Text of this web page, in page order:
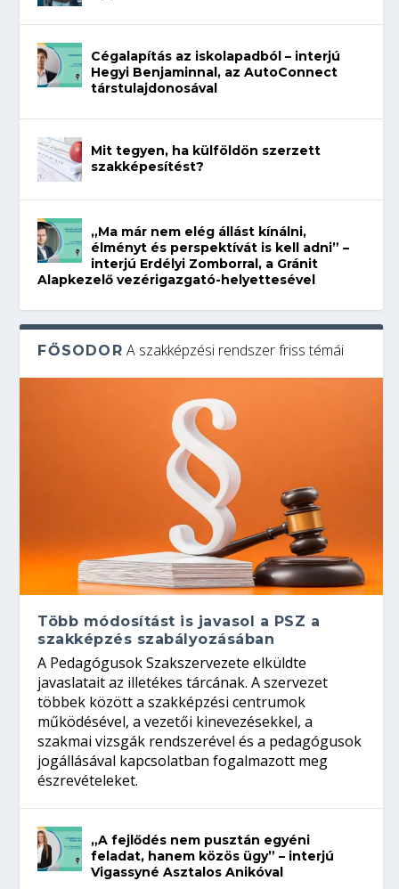
Cégalapítás az iskolapadból – interjú
Hegyi Benjaminnal, az AutoConnect
társtulajdonosával
Mit tegyen, ha külföldön szerzett
szakképesítést?
„Ma már nem elég állást kínálni,
élményt és perspektívát is kell adni” –
interjú Erdélyi Zomborral, a Gránit
Alapkezelő vezérigazgató-helyettesével
FŐSODOR A szakképzési rendszer friss témái
Több módosítást is javasol a PSZ a
szakképzés szabályozásában
A Pedagógusok Szakszervezete elküldte
javaslatait az illetékes tárcának. A szervezet
többek között a szakképzési centrumok
működésével, a vezetői kinevezésekkel, a
szakmai vizsgák rendszerével és a pedagógusok
jogállásával kapcsolatban fogalmazott meg
észrevételeket.
„A fejlődés nem pusztán egyéni
feladat, hanem közös ügy” – interjú
Vigassyné Asztalos Anikóval